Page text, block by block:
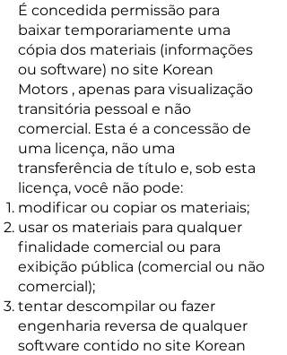
É concedida permissão para
baixar temporariamente uma
cópia dos materiais (informações
ou software) no site Korean
Motors , apenas para visualização
transitória pessoal e não
comercial. Esta é a concessão de
uma licença, não uma
transferência de título e, sob esta
licença, você não pode:
modificar ou copiar os materiais;
usar os materiais para qualquer
finalidade comercial ou para
exibição pública (comercial ou não
comercial);
tentar descompilar ou fazer
engenharia reversa de qualquer
software contido no site Korean